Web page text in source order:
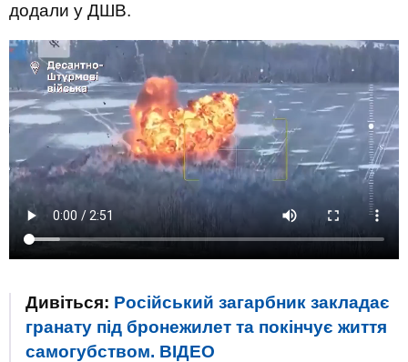
додали у ДШВ.
Дивіться: Російський загарбник закладає
гранату під бронежилет та покінчує життя
самогубством. ВIДЕО